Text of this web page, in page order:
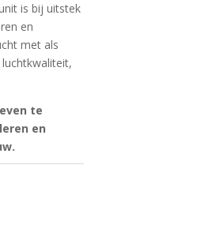
is bij uitstek
en
met als
te
en